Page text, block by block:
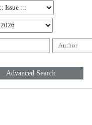
Advanced Search